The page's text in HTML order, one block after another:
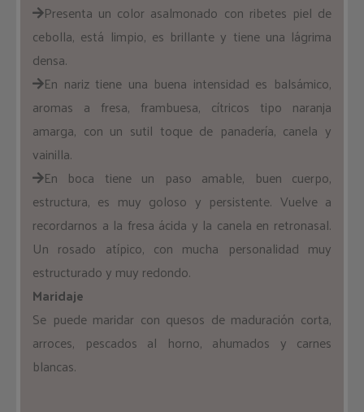
Presenta un color asalmonado con ribetes piel de
cebolla, está limpio, es brillante y tiene una lágrima
densa.
En nariz tiene una buena intensidad es balsámico,
aromas a fresa, frambuesa, cítricos tipo naranja
amarga, con un sutil toque de panadería, canela y
vainilla.
En boca tiene un paso amable, buen cuerpo,
estructura, es muy goloso y persistente. Vuelve a
recordarnos a la fresa ácida y la canela en retronasal.
Un rosado atípico, con mucha personalidad muy
estructurado y muy redondo.
Maridaje
Se puede maridar con quesos de maduración corta,
arroces, pescados al horno, ahumados y carnes
blancas.